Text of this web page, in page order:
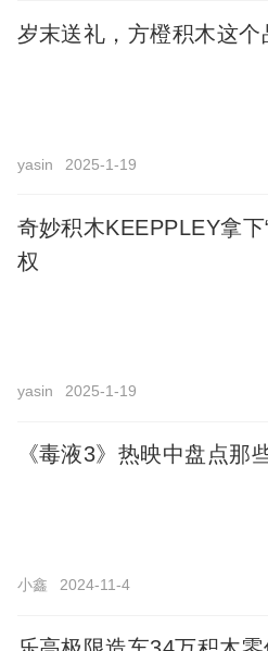
岁末送礼，方橙积木这
yasin 2025-1-19
奇妙积木KEEPPLEY拿
权
yasin 2025-1-19
《毒液3》热映中盘点那
小鑫 2024-11-4